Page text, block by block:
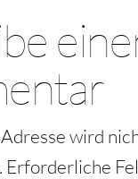
wird
Erforderliche